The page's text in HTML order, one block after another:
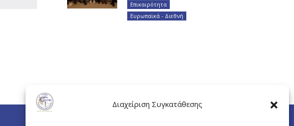
Διαχείριση Συγκατάθεσης
Επικαιρότητα
Ευρωπαϊκά - Διεθνή